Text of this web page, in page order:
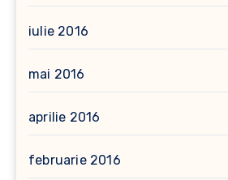
iulie 2016
mai 2016
aprilie 2016
februarie 2016